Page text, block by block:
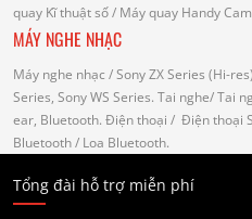
quay Kĩ thuật số/ Máy quay Handy
MÁY NGHE NHẠC
Máy nghe nhạc / Sony ZX Series (Hi-
Series, Sony WS Series. Tai nghe/ Tai
ear, Bluetooth. Điện thoại / Điện thoại
Bluetooth/ Loa Bluetooth.
Tổng đài hỗ trợ miễn phí